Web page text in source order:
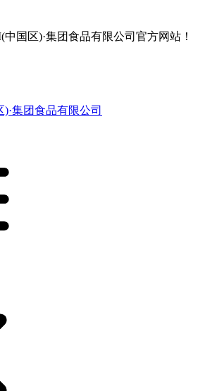
国区)·集团食品有限公司官方网站！